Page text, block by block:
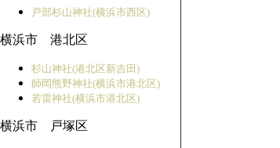
戸部杉山神社(横浜市西区)
横浜市 港北区
杉山神社(港北区新吉田)
師岡熊野神社(横浜市港北区)
若雷神社(横浜市港北区)
横浜市 戸塚区